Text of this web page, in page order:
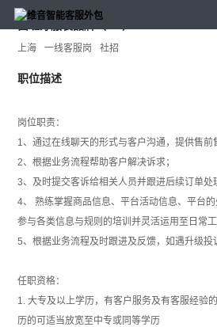
上海 一线客服岗 社招
职位描述
岗位职责：
1、通过在线聊天的形式与客户沟通，提供售前
2、根据业务流程帮助客户解决诉求；
3、及时提交客诉给相关人员并跟进后续订单处
4、 熟练掌握商品信息、平台活动信息、平台
参与各类信息与规则的培训并灵活运用至日常
5、根据业务流程及时跟进及反馈，如遇升级投
任职资格：
1. 大专及以上学历，有客户服务及有客服经验
历的可适当放宽至中专或同等学历